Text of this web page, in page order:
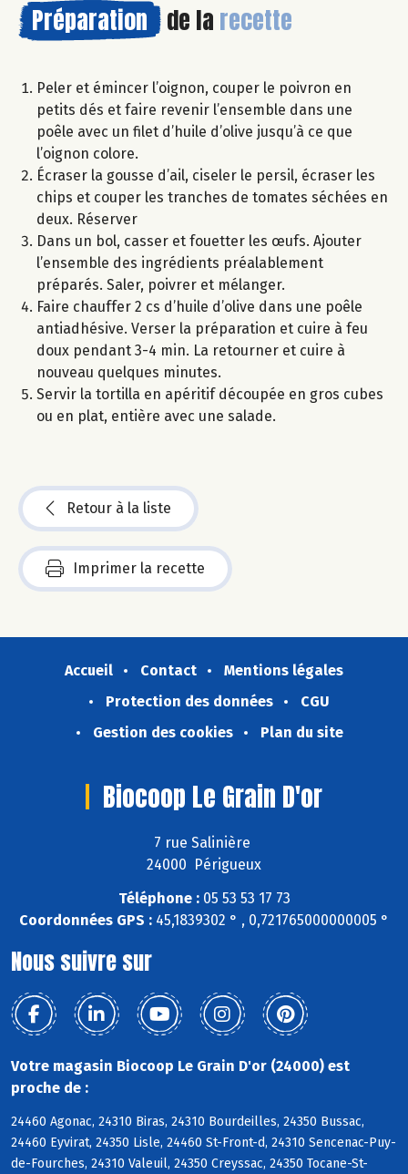
Préparation de la recette
Peler et émincer l’oignon, couper le poivron en
petits dés et faire revenir l’ensemble dans une
poêle avec un filet d’huile d’olive jusqu’à ce que
l’oignon colore.
Écraser la gousse d’ail, ciseler le persil, écraser les
chips et couper les tranches de tomates séchées en
deux. Réserver
Dans un bol, casser et fouetter les œufs. Ajouter
l’ensemble des ingrédients préalablement
préparés. Saler, poivrer et mélanger.
Faire chauffer 2 cs d’huile d’olive dans une poêle
antiadhésive. Verser la préparation et cuire à feu
doux pendant 3-4 min. La retourner et cuire à
nouveau quelques minutes.
Servir la tortilla en apéritif découpée en gros cubes
ou en plat, entière avec une salade.
Retour à la liste
Imprimer la recette
Accueil Contact
Mentions légales
Protection des données
CGU
Gestion des cookies
Plan du site
Biocoop Le Grain D'or
7 rue Salinière
24000 Périgueux
Téléphone :05 53 53 17 73
Coordonnées GPS : 45,1839302 ° , 0,721765000000005 °
Nous suivre sur
Votre magasin Biocoop Le Grain D'or (24000) est
proche de :
24460 Agonac, 24310 Biras, 24310 Bourdeilles, 24350 Bussac,
24460 Eyvirat, 24350 Lisle, 24460 St-Front-d, 24310 Sencenac-Puy-
de-Fourches, 24310 Valeuil, 24350 Creyssac, 24350 Tocane-St-